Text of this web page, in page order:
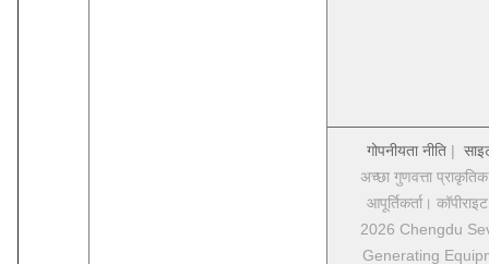
गोपनीयता नीति|
अच्छा गुणवत्ता
आपूर्तिकर्ता।
2026 Chengdu
Generating